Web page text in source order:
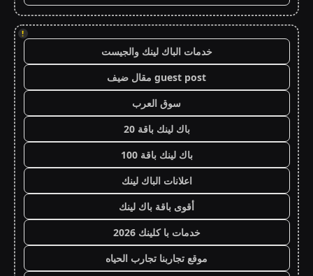
!
خدمات الباك لينك والجيست
guest post مقال ضيف
سوق العرب
باك لينك باقة 20
باك لينك باقة 100
اعلانات الباك لينك
أقوى باقة باك لينك
خدمات با كلينك 2026
موقع تجاربنا تجارب الحياه